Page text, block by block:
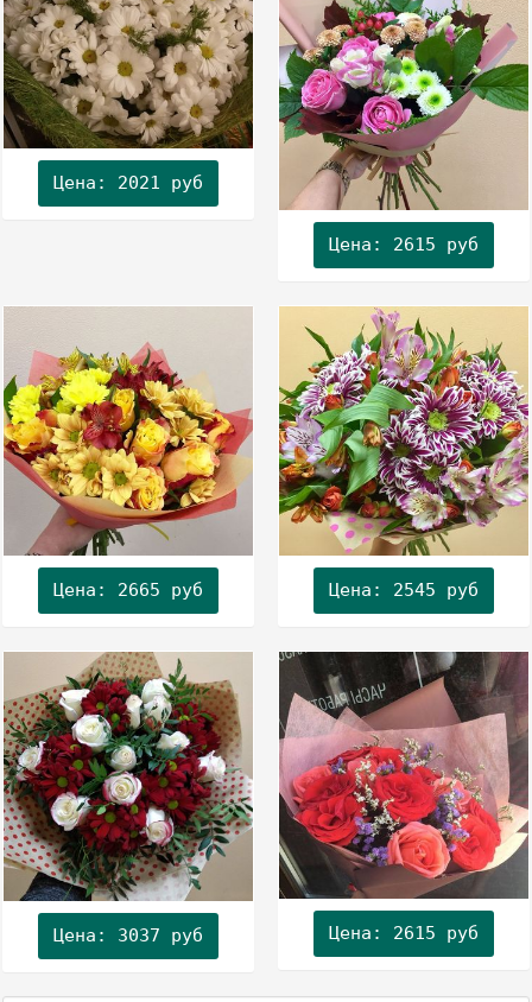
Цена: 2021 руб
Цена: 2615 руб
Цена: 2665 руб Цена: 2545 руб
Цена: 3037 руб Цена: 2615 руб